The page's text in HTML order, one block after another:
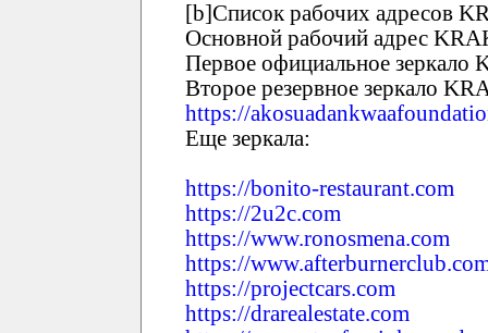
[b]Список рабочих адресов
Основной рабочий адрес
Первое официальное
Второе резервное зеркало
https://
Еще зеркала:
https://bonito-restaurant.com
https://2u2c.com
https://www.ronosmena.com
https://
https://projectcars.com
https://drarealestate.com